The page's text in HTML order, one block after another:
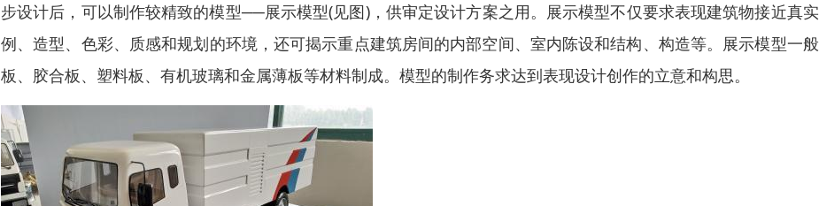
步设计后，可以制作较精致的模型──展示模型(见图)，供审定设计方案之用。展示模型不仅要求表现建筑物接近真
例、造型、色彩、质感和规划的环境，还可揭示重点建筑房间的内部空间、室内陈设和结构、构造等。展示模型一
板、胶合板、塑料板、有机玻璃和金属薄板等材料制成。模型的制作务求达到表现设计创作的立意和构思。